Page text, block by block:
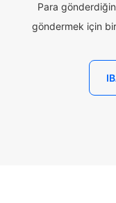
Para
göndermek için bir